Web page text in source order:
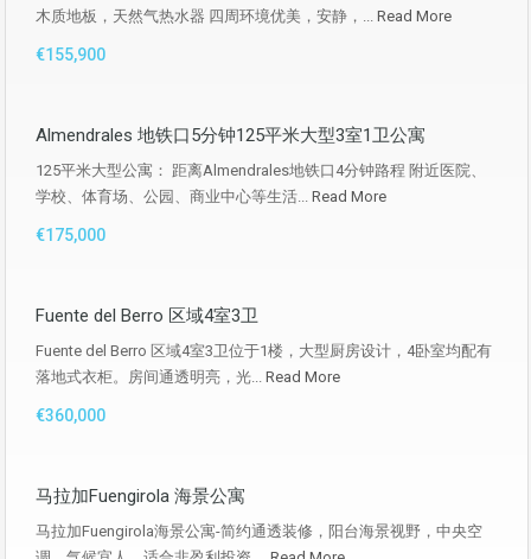
木质地板，天然气热水器 四周环境优美，安静，... Read More
€155,900
Almendrales 地铁口5分钟125平米大型3室1卫公寓
125平米大型公寓： 距离Almendrales地铁口4分钟路程 附近医院、
学校、体育场、公园、商业中心等生活... Read More
€175,000
Fuente del Berro 区域4室3卫
Fuente del Berro 区域4室3卫位于1楼，大型厨房设计，4卧室均配有
落地式衣柜。房间通透明亮，光... Read More
€360,000
马拉加Fuengirola 海景公寓
马拉加Fuengirola海景公寓-简约通透装修，阳台海景视野，中央空